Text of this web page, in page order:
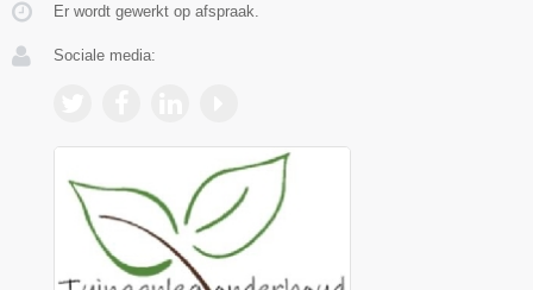
Er wordt gewerkt op afspraak.
Sociale media: